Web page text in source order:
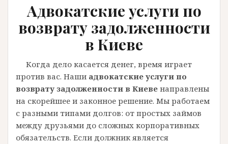
Адвокатские услуги по
возврату задолженности
в Киеве
Когда дело касается денег, время играет
против вас. Наши адвокатские услуги по
возврату задолженности в Киеве направлены
на скорейшее и законное решение. Мы работаем
с разными типами долгов: от простых займов
между друзьями до сложных корпоративных
обязательств. Если должник является